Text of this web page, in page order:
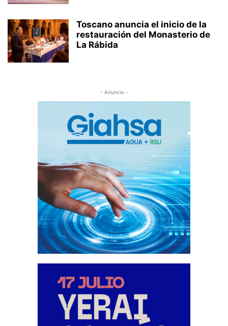
Toscano anuncia el inicio de la
restauración del Monasterio de
La Rábida
- Anuncio -